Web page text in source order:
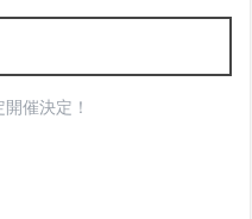
催決定！